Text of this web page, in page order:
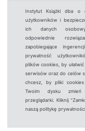
Instytut Książki dba o
użytkowników i
ich danych
odpowiednie
zapobiegające
prywatność
plików cookies, by
serwisów oraz do celów
chcesz, by pliki
Twoim dysku zmień
przeglądarki. Kliknij
naszą politykę prywatności.